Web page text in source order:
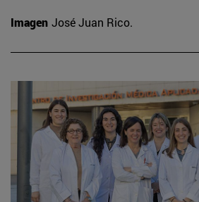
Imagen José Juan Rico.